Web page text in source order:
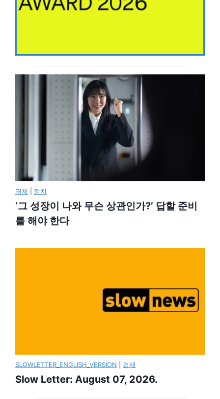
경제 정치
‘그 성장이 나와 무슨 상관인가?’ 답할 준비
를 해야 한다
SLOWLETTER_ENGLISH_VERSION 경제
Slow Letter: August 07, 2026.